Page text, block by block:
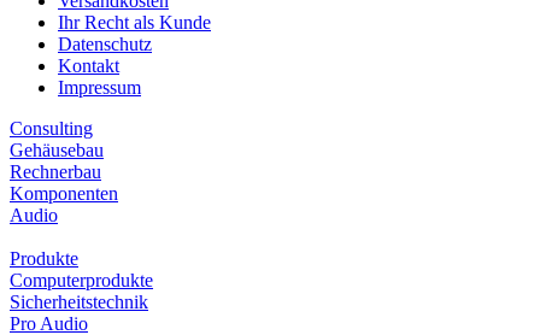
Ihr Recht als Kunde
Datenschutz
Kontakt
Impressum
Consulting
Gehäusebau
Rechnerbau
Komponenten
Audio
Produkte
Computerprodukte
Sicherheitstechnik
Pro Audio